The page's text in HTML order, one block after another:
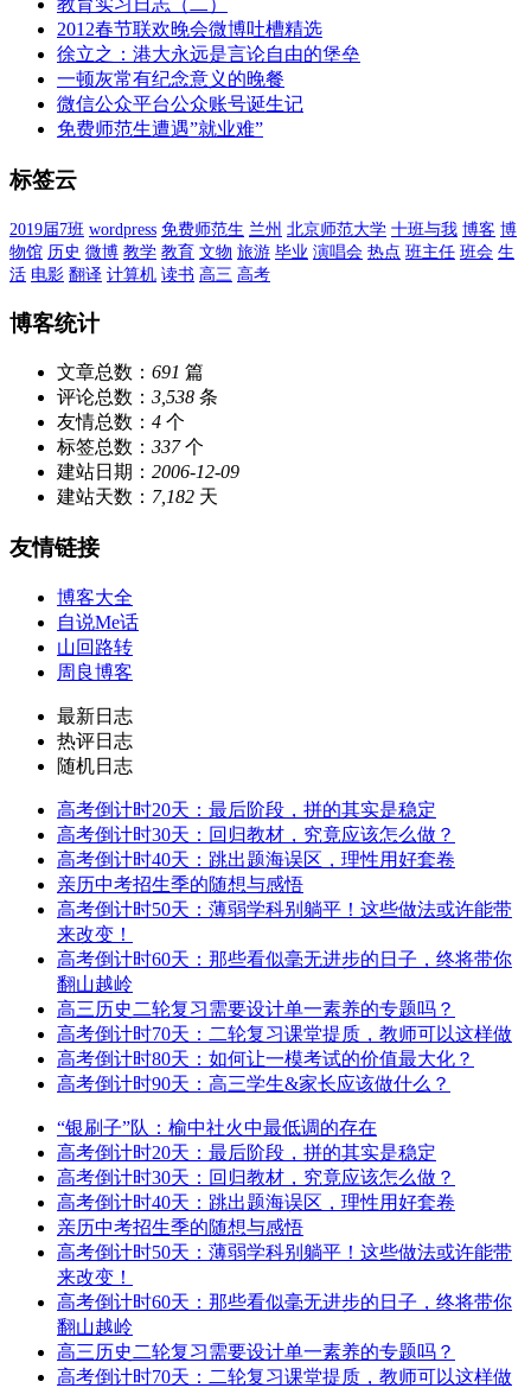
教育实习日志（二）
2012春节联欢晚会微博吐槽精选
徐立之：港大永远是言论自由的堡垒
一顿灰常有纪念意义的晚餐
微信公众平台公众账号诞生记
免费师范生遭遇”就业难”
标签云
2019届7班 wordpress 免费师范生 兰州 北京师范大学 十班与我 博客 博
物馆 历史 微博 教学 教育 文物 旅游 毕业 演唱会 热点 班主任 班会 生
活 电影 翻译 计算机 读书 高三 高考
博客统计
文章总数： 691 篇
评论总数： 3,538 条
友情总数： 4 个
标签总数： 337个
建站日期： 2006-12-09
建站天数： 7,182 天
友情链接
博客大全
自说Me话
山回路转
周良博客
最新日志
热评日志
随机日志
高考倒计时20天：最后阶段，拼的其实是稳定
高考倒计时30天：回归教材，究竟应该怎么做？
高考倒计时40天：跳出题海误区，理性用好套卷
亲历中考招生季的随想与感悟
高考倒计时50天：薄弱学科别躺平！这些做法或许能带
来改变！
高考倒计时60天：那些看似毫无进步的日子，终将带你
翻山越岭
高三历史二轮复习需要设计单一素养的专题吗？
高考倒计时70天：二轮复习课堂提质，教师可以这样做
高考倒计时80天：如何让一模考试的价值最大化？
高考倒计时90天：高三学生&家长应该做什么？
“银刷子”队：榆中社火中最低调的存在
高考倒计时20天：最后阶段，拼的其实是稳定
高考倒计时30天：回归教材，究竟应该怎么做？
高考倒计时40天：跳出题海误区，理性用好套卷
亲历中考招生季的随想与感悟
高考倒计时50天：薄弱学科别躺平！这些做法或许能带
来改变！
高考倒计时60天：那些看似毫无进步的日子，终将带你
翻山越岭
高三历史二轮复习需要设计单一素养的专题吗？
高考倒计时70天：二轮复习课堂提质，教师可以这样做